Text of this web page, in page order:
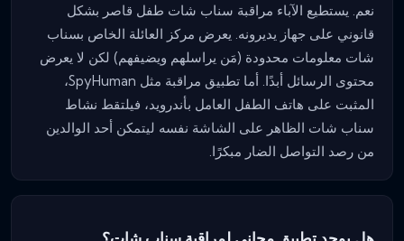
نعم. يستطيع الآباء مراقبة سناب شات طفل قاصر بشكل
قانوني على جهاز يديرونه. يعرض مركز العائلة الخاص بسناب
شات معلومات محدودة (مَن يراسلهم ويضيفهم) لكن لا يعرض
محتوى الرسائل أبدًا. أما تطبيق مراقبة مثل SpyHuman،
المثبت على هاتف الطفل العامل بأندرويد، فيلتقط نشاط
سناب شات الظاهر على الشاشة نفسه ليتمكن أحد الوالدين
من رصد التواصل الضار مبكرًا.